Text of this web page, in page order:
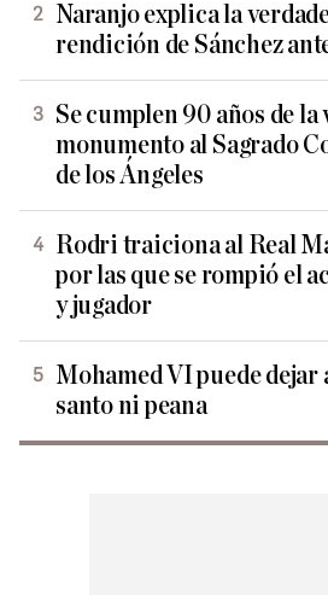
Naranjo explica la
rendición de Sánchez
Se cumplen 90 años de
monumento al Sagrado
de los Ángeles
Rodri traiciona al Real
por las que se rompió el
y jugador
Mohamed VI puede dejar
santo ni peana